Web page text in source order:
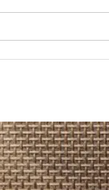
REGIONAL: Servicios médicos de